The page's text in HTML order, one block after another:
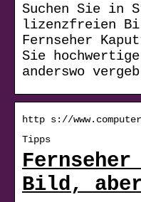
Suchen Sie in
lizenzfreien
Fernseher
Sie
anderswo
http s://
Tipps
Bild,